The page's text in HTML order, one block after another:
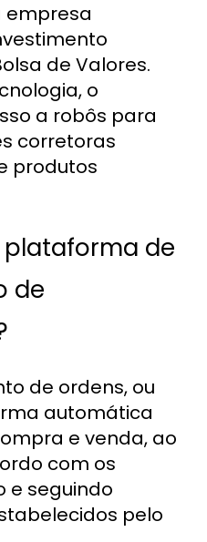
empresa
de Valores.
o
a robôs para
corretoras
produtos
plataforma de
de
de ordens, ou
automática
e venda, ao
com os
e seguindo
pelo